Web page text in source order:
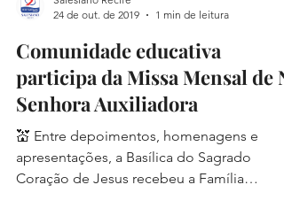
24 de out. de 2019
1 min de leitura
Comunidade educativa
participa da Missa Mensal de N.
Senhora Auxiliadora
💒 Entre depoimentos, homenagens e